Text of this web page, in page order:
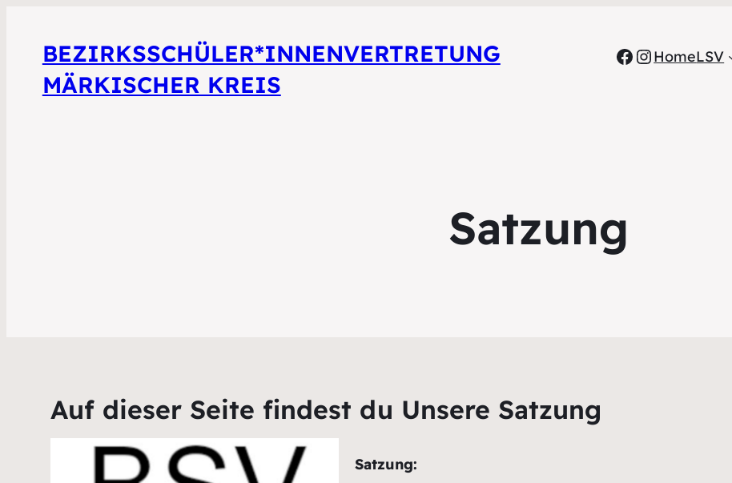
BEZIRKSSCHÜLER*INNENVERTRETUNG
MÄRKISCHER KREIS
HomeLSV
Satzung
Auf dieser Seite findest du Unsere Satzung
Satzung: